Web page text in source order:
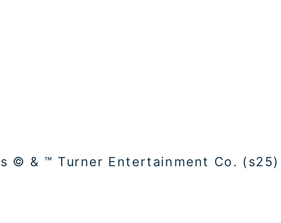
© & ™ Turner Entertainment Co. (s25)